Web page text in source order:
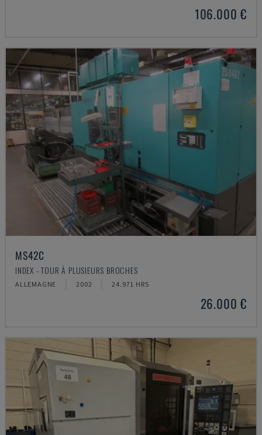
106.000 €
MS42C
INDEX - TOUR À PLUSIEURS BROCHES
ALLEMAGNE 2002 24.971 HRS
26.000 €